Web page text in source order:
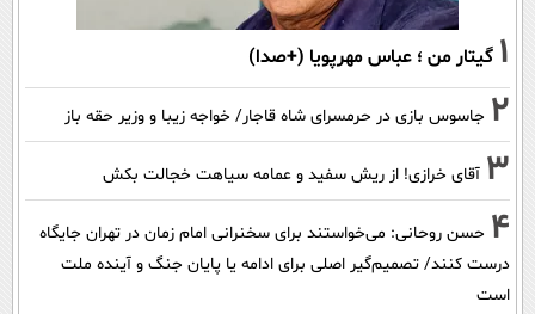
1 گیتار من ؛ عباس مهرپویا (+صدا)
2 جاسوس بازی در حرمسرای شاه قاجار/ خواجه زیبا و وزیر حقه باز
3 آقای خرازی! از ریش سفید و عمامه سیاهت خجالت بکش
4 حسن روحانی: می‌خواستند برای سخنرانی امام زمان در تهران جایگاه
درست کنند/ تصمیم‌گیر اصلی برای ادامه یا پایان جنگ و آینده ملت
است